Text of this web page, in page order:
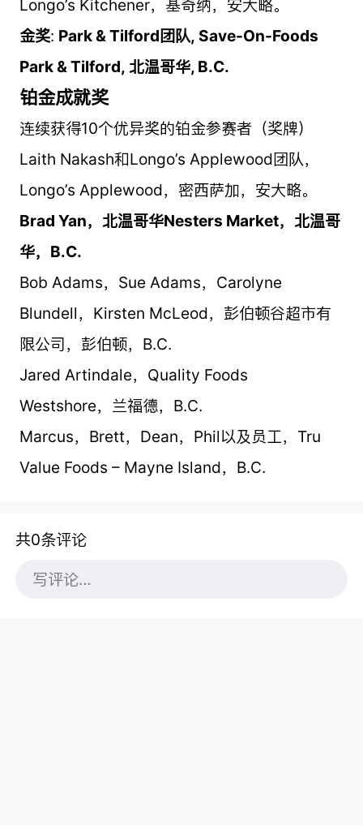
Longo’s Kitchener，基奇纳，安大略。
金奖: Park & Tilford团队, Save-On-Foods
Park & Tilford, 北温哥华, B.C.
铂金成就奖
连续获得10个优异奖的铂金参赛者（奖牌）
Laith Nakash和Longo’s Applewood团队，
Longo’s Applewood，密西萨加，安大略。
Brad Yan，北温哥华Nesters Market，北温哥
华，B.C.
Bob Adams，Sue Adams，Carolyne
Blundell，Kirsten McLeod，彭伯顿谷超市有
限公司，彭伯顿，B.C.
Jared Artindale，Quality Foods
Westshore，兰福德，B.C.
Marcus，Brett，Dean，Phil以及员工，Tru
Value Foods – Mayne Island，B.C.
共0条评论